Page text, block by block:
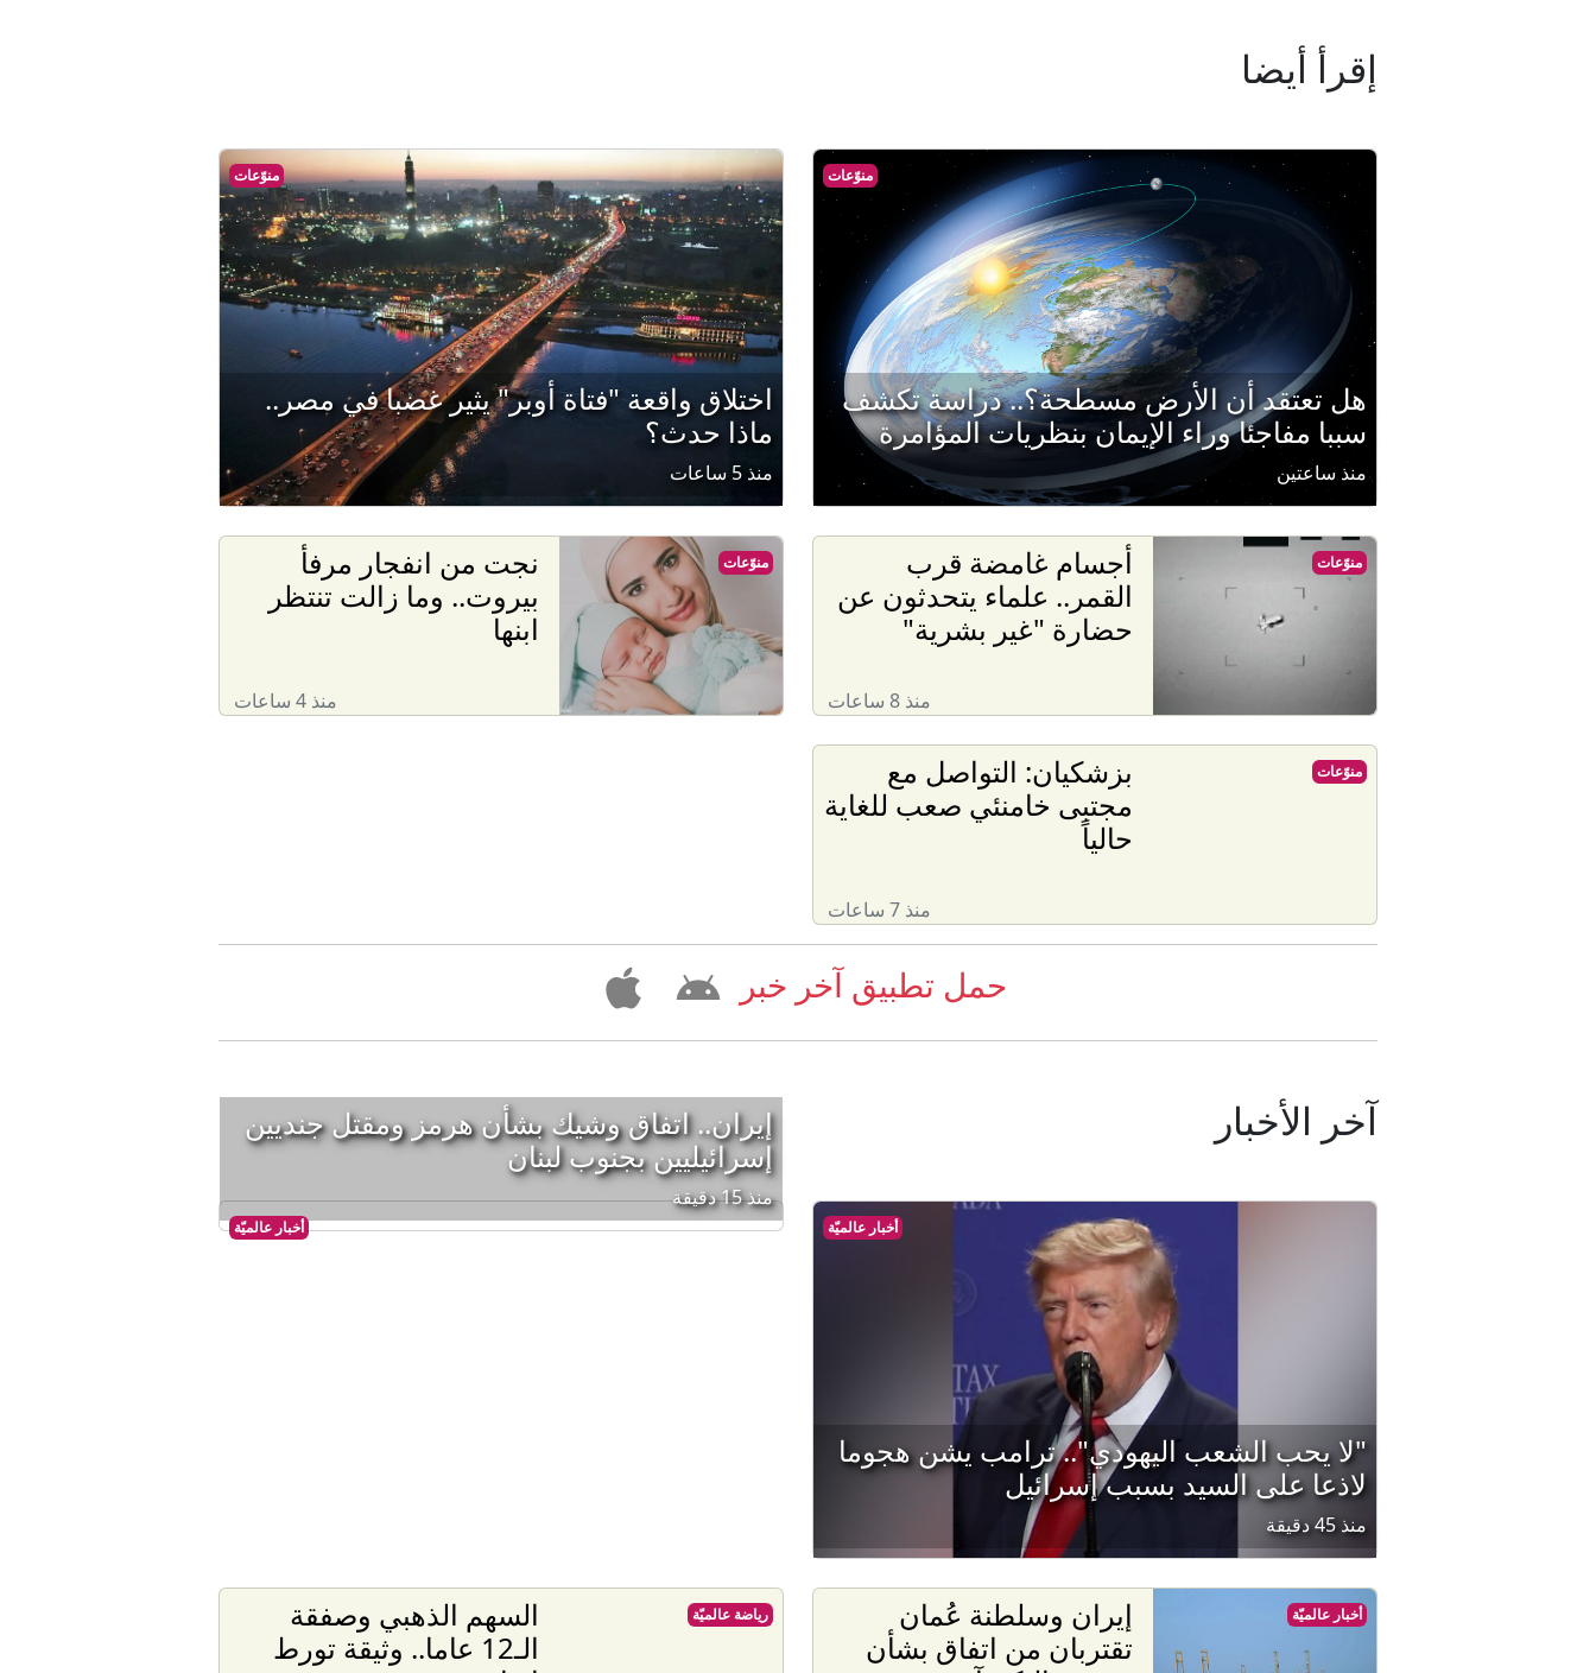
إقرأ أيضا
منوّعات
هل تعتقد أن الأرض مسطحة؟.. دراسة تكشف
سببا مفاجئا وراء الإيمان بنظريات المؤامرة
منذ ساعتين
منوّعات
اختلاق واقعة "فتاة أوبر" يثير غضبا في مصر..
ماذا حدث؟
منذ 5 ساعات
أجسام غامضة قرب
القمر.. علماء يتحدثون عن
حضارة "غير بشرية"
منذ 8 ساعات
منوّعات
نجت من انفجار مرفأ
بيروت.. وما زالت تنتظر
ابنها
منذ 4 ساعات
منوّعات
بزشكيان: التواصل مع
مجتبى خامنئي صعب للغاية
حالياً
منذ 7 ساعات
منوّعات
حمل تطبيق آخر خبر
آخر الأخبار
أخبار عالميّة
"لا يحب الشعب اليهودي".. ترامب يشن هجوما
لاذعا على السيد بسبب إسرائيل
منذ 45 دقيقة
أخبار عالميّة
إيران.. اتفاق وشيك بشأن هرمز ومقتل جنديين
إسرائيليين بجنوب لبنان
منذ 15 دقيقة
إيران وسلطنة عُمان
تقتربان من اتفاق بشأن
أخبار عالميّة
السهم الذهبي وصفقة
الـ12 عاما.. وثيقة تورط
رياضة عالميّة